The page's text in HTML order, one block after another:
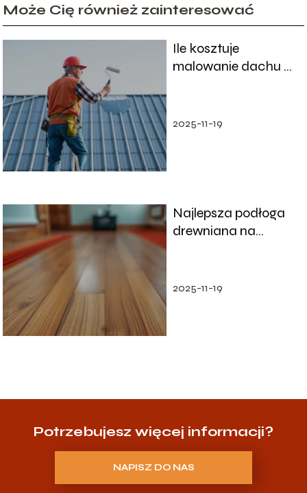
Może Cię również zainteresować
Ile kosztuje
malowanie dachu z
2025-11-19
Najlepsza podłoga
drewniana na
warto wiedzieć?
2025-11-19
Potrzebujesz więcej informacji?
NAPISZ DO NAS